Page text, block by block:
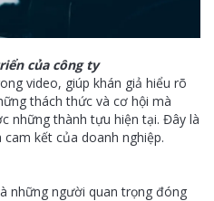
của công ty
video, giúp khán giả hiểu rõ
thách thức và cơ hội mà
những thành tựu hiện tại. Đây là
kết của doanh nghiệp.
những người quan trọng đóng